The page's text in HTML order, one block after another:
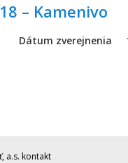
– Kamenivo
Dátum zverejnenia
a.s. kontakt